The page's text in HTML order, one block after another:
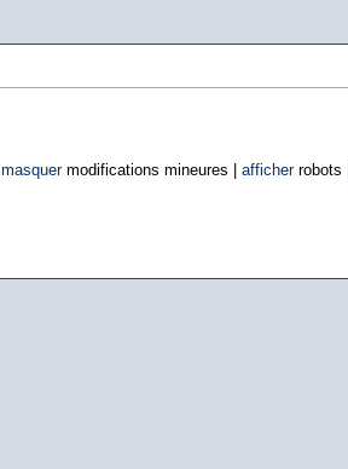
masquermodifications mineures | afficherrobots |